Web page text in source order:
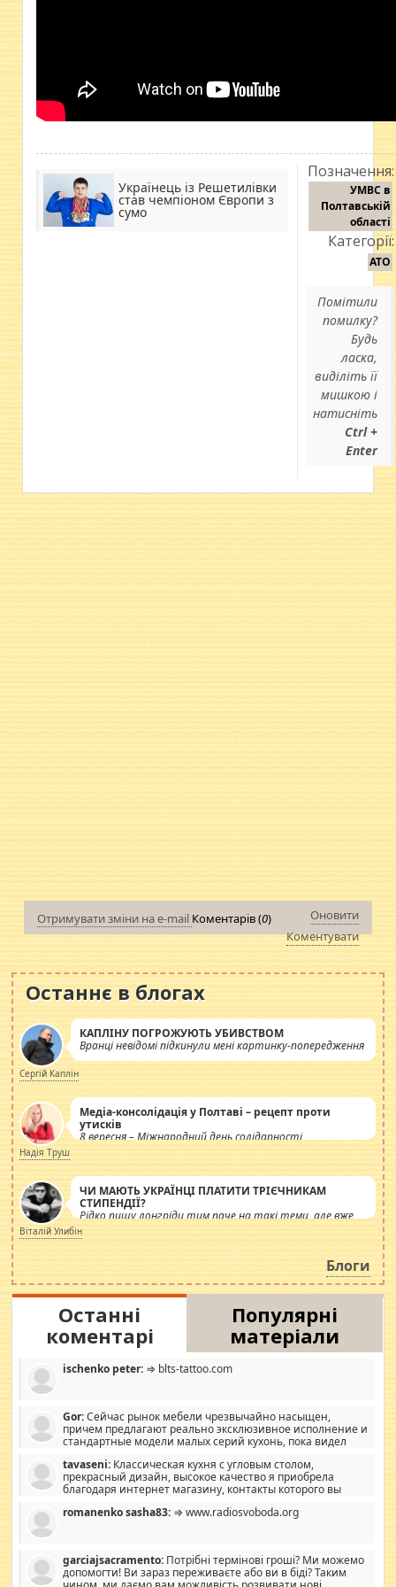
Українець із Решетилівки
став чемпіоном Європи з
сумо
Позначення:
УМВС в
Полтавській
області
Категорії:
АТО
Помітили
помилку?
Будь
ласка,
виділіть її
мишкою і
натисніть
Ctrl +
Enter
Отримувати зміни на e-mail Коментарів (0)
Оновити
Коментувати
Останнє в блогах
КАПЛІНУ ПОГРОЖУЮТЬ УБИВСТВОМ
Вранці невідомі підкинули мені картинку-попередження
Сергій Каплін
Медіа-консолідація у Полтаві – рецепт проти
утисків
8 вересня – Міжнародний день солідарності
журналістів.
Надія Труш
ЧИ МАЮТЬ УКРАЇНЦІ ПЛАТИТИ ТРІЄЧНИКАМ
СТИПЕНДІЇ?
Рідко пишу лонгріди тим паче на такі теми, але вже
просто дістало! Обурюють сьогоднішні інсенуації
навколо стипендіального питання. Штучно
роздувається ще одна соціальна катастрофа.
Віталій Улибін
Блоги
Останні
коментарі
Популярні
матеріали
ischenko peter: ⇒ blts-tattoo.com
Gor:Сейчас рынок мебели чрезвычайно насыщен,
причем предлагают реально эксклюзивное исполнение и
стандартные модели малых серий кухонь, пока видел
стандартные формы, в MebelOk, креативненько и что главное -
со вкусом все в порядке, без ненужных наворотов удорожающих
мебель, а это не последний фактор.
tavaseni: Классическая кухня с угловым столом,
прекрасный дизайн, высокое качество я приобрела
благодаря интернет магазину, контакты которого вы
romanenko sasha83: ⇒ www.radiosvoboda.org
garciajsacramento: Потрібні термінові гроші? Ми можемо
допомогти! Ви зараз переживаєте або ви в біді? Таким